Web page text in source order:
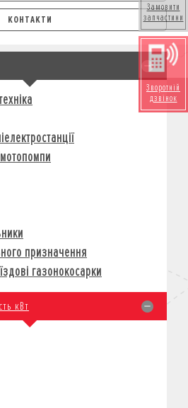
КОНТАКТИ
Замовити
запчастини
Зворотній
дзвінок
призначення
газонокосарки
кВт